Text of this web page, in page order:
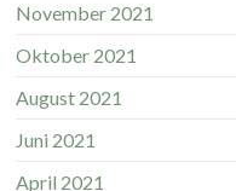
November 2021
Oktober 2021
August 2021
Juni 2021
April 2021